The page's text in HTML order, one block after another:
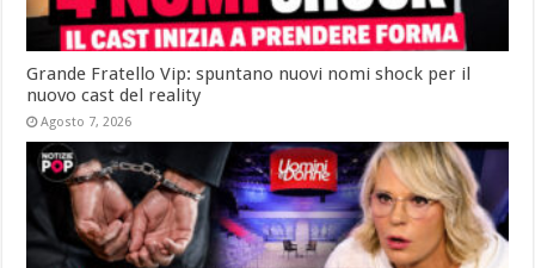
Grande Fratello Vip: spuntano nuovi nomi shock per il
nuovo cast del reality
Agosto 7, 2026